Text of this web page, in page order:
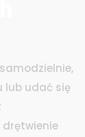
lub udać się